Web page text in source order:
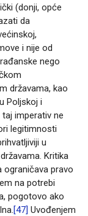
(donji, opće
da
i nije od
nego
državama, kao
Poljskoj i
imperativ ne
legitimnosti
u
Kritika
pravo
na potrebi
pogotovo ako
[47] Uvođenjem